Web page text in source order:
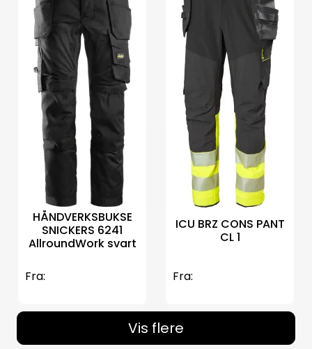
HÅNDVERKSBUKSE
SNICKERS 6241
AllroundWork svart
Fra:
ICU BRZ CONS PANT
CL 1
Fra:
Vis flere